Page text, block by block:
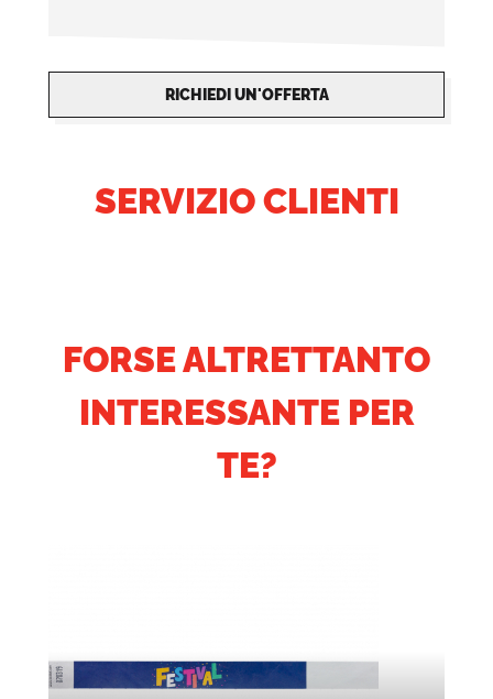
RICHIEDI UN'OFFERTA
SERVIZIO CLIENTI
FORSE ALTRETTANTO
INTERESSANTE PER
TE?